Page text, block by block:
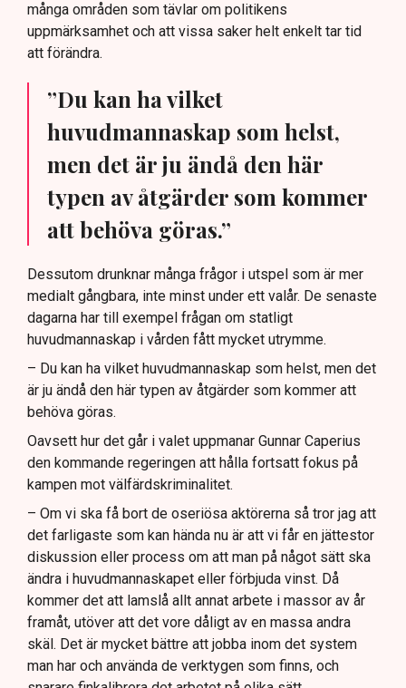
många områden som tävlar om politikens
uppmärksamhet och att vissa saker helt enkelt tar tid
att förändra.
”Du kan ha vilket
huvudmannaskap som helst,
men det är ju ändå den här
typen av åtgärder som kommer
att behöva göras.”
Dessutom drunknar många frågor i utspel som är mer
medialt gångbara, inte minst under ett valår. De senaste
dagarna har till exempel frågan om statligt
huvudmannaskap i vården fått mycket utrymme.
– Du kan ha vilket huvudmannaskap som helst, men det
är ju ändå den här typen av åtgärder som kommer att
behöva göras.
Oavsett hur det går i valet uppmanar Gunnar Caperius
den kommande regeringen att hålla fortsatt fokus på
kampen mot välfärdskriminalitet.
– Om vi ska få bort de oseriösa aktörerna så tror jag att
det farligaste som kan hända nu är att vi får en jättestor
diskussion eller process om att man på något sätt ska
ändra i huvudmannaskapet eller förbjuda vinst. Då
kommer det att lamslå allt annat arbete i massor av år
framåt, utöver att det vore dåligt av en massa andra
skäl. Det är mycket bättre att jobba inom det system
man har och använda de verktygen som finns, och